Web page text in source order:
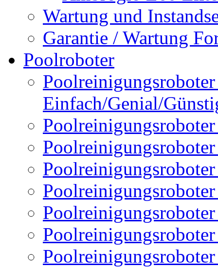
Wartung und
Garantie / Wartung
Poolroboter
Einfach/Genial/